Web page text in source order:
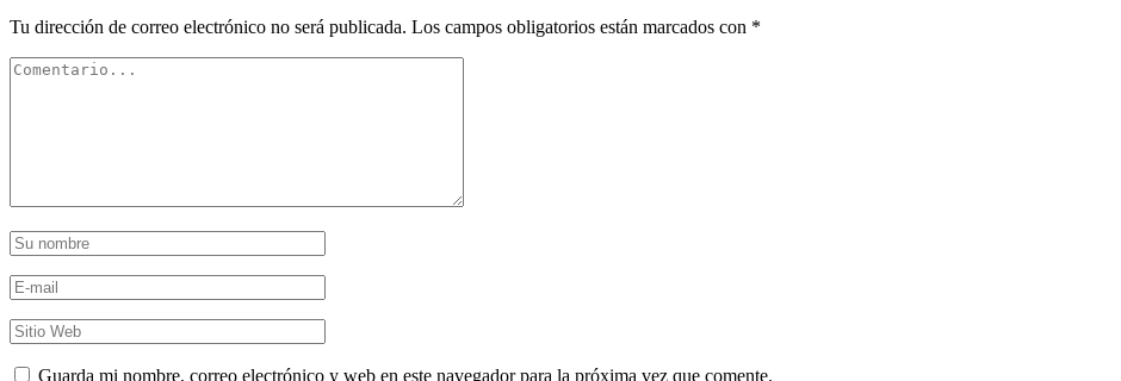
Tu dirección de correo electrónico no será publicada. Los campos obligatorios están marcados con *
Guarda mi nombre, correo electrónico y web en este navegador para la próxima vez que comente.